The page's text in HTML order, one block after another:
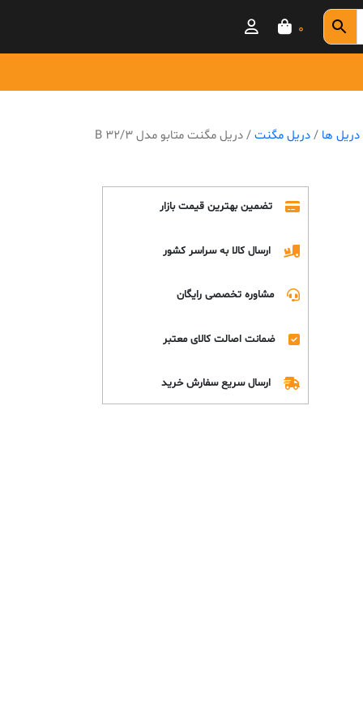
0
دریل ها /دریل مگنت / دریل مگنت متابو مدل B 32/3
تضمین بهترین قیمت بازار
ارسال کالا به سراسر کشور
مشاوره تخصصی رایگان
ضمانت اصالت کالای معتبر
ارسال سریع سفارش خرید